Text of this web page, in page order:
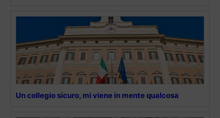
Un collegio sicuro, mi viene in mente qualcosa